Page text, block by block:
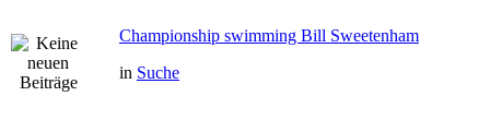
Championship swimming Bill Sweetenham
in Suche